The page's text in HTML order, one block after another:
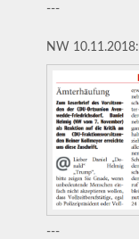
---
NW 10.11.2018:
---